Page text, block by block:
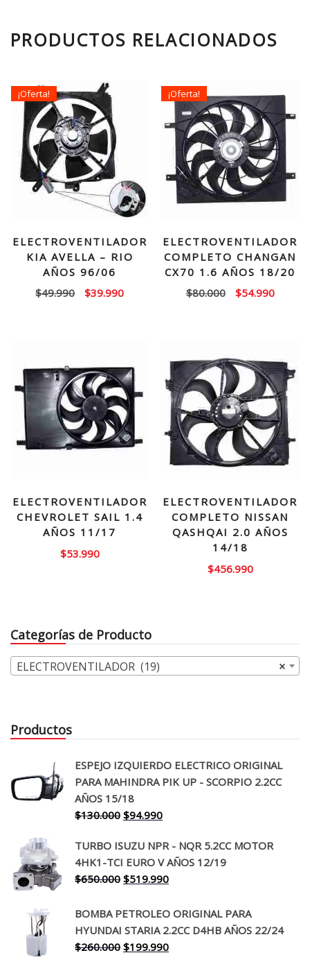
PRODUCTOS RELACIONADOS
¡Oferta!
ELECTROVENTILADOR
KIA AVELLA – RIO
AÑOS 96/06
$49.990
El
$39.990El
¡Oferta!
ELECTROVENTILADOR
COMPLETO CHANGAN
CX70 1.6 AÑOS 18/20
$80.000
El
$80.000.
$54.990El
ELECTROVENTILADOR
CHEVROLET SAIL 1.4
AÑOS 11/17
$53.990
ELECTROVENTILADOR
COMPLETO NISSAN
QASHQAI 2.0 AÑOS
14/18
$456.990
Categorías de Producto
×
ELECTROVENTILADOR (19)
Productos
ESPEJO IZQUIERDO ELECTRICO ORIGINAL
PARA MAHINDRA PIK UP - SCORPIO 2.2CC
AÑOS 15/18
$130.000 El
original
era:
$130.000.
$94.990El
actual
es:
$94.990.
TURBO ISUZU NPR - NQR 5.2CC MOTOR
4HK1-TCI EURO V AÑOS 12/19
$650.000 El
original
era:
$650.000.
$519.990El
actual
es:
$519.990.
BOMBA PETROLEO ORIGINAL PARA
HYUNDAI STARIA 2.2CC D4HB AÑOS 22/24
$260.000 El
$199.990El